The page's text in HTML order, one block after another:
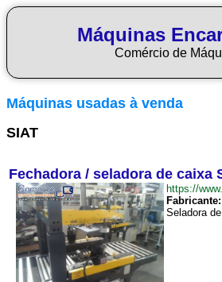
Máquinas
Comércio de
Máquinas usadas à venda
SIAT
Fechadora / seladora de caixa
https://
Fabricante:
Seladora